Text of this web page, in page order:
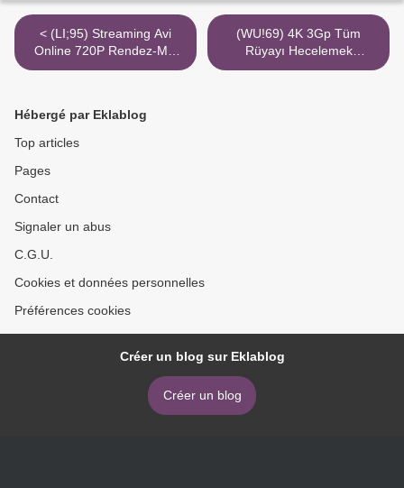
< (LI;95) Streaming Avi
Online 720P Rendez-Moi
Mon Bébé
(WU!69) 4K 3Gp Tüm
Rüyayı Hecelemek
Streaming Torrent Magnet >
Hébergé par Eklablog
Top articles
Pages
Contact
Signaler un abus
C.G.U.
Cookies et données personnelles
Préférences cookies
Créer un blog sur Eklablog
Créer un blog